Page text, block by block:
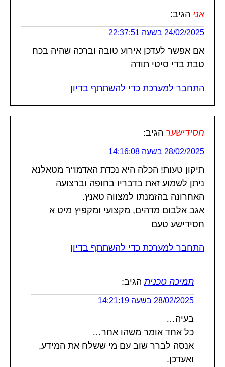
אני הגיב:
24/02/2025 בשעה 22:37:51
אם אפשר לעדכן אירוע טובה וברכה שהיה בכח
טבת בדי סיטי תודה
התחבר למערכת כדי להשתתף בדיון
חסידישער הגיב:
28/02/2025 בשעה 14:16:08
תיקון טעות! הכלה היא נכדת האדמו"ר מטאלנא
ניתן לשמוע זאת בדבריו בחופה וברצועה
האחרונה בהזמנתו למצווה טאנץ.
אגב אלבום מדהים, מקצועי ומקפיץ מיט א
חסידישע טעם
התחבר למערכת כדי להשתתף בדיון
תמיכה טכנית הגיב:
28/02/2025 בשעה 14:21:19
בעיה…
כל אחד אומר משהו אחר…
אנסה לברר שוב עם מי ששלח את המידע,
ואעדכן.